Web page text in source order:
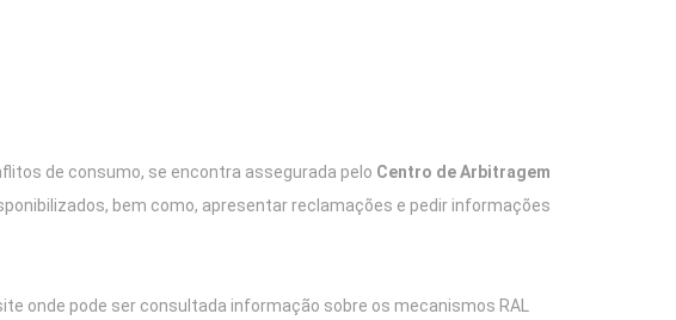
de consumo, se encontra assegurada pelo Centro de Arbitragem
bem como, apresentar reclamações e pedir informações
onde pode ser consultada informação sobre os mecanismos RAL